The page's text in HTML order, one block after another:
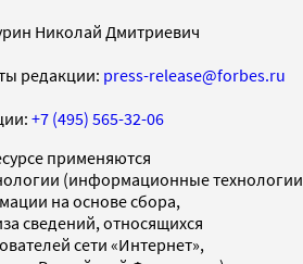
Николай Дмитриевич
редакции: press-release@forbes.ru
+7 (495) 565-32-06
применяются
(информационные технологии
на основе сбора,
сведений, относящихся
сети «Интернет»,